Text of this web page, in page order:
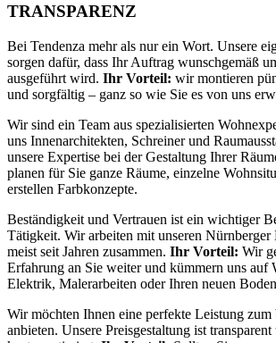
TRANSPARENZ
Bei Tendenza mehr als nur ein Wort. Unsere
sorgen dafür, dass Ihr Auftrag wunschgemäß
ausgeführt wird. Ihr Vorteil: wir montieren
und sorgfältig – ganz so wie Sie es von uns
Wir sind ein Team aus spezialisierten
uns Innenarchitekten, Schreiner und
unsere Expertise bei der Gestaltung Ihrer
planen für Sie ganze Räume, einzelne
erstellen Farbkonzepte.
Beständigkeit und Vertrauen ist ein wichtiger
Tätigkeit. Wir arbeiten mit unseren Nürnberger
meist seit Jahren zusammen. Ihr Vorteil: Wir
Erfahrung an Sie weiter und kümmern uns auf
Elektrik, Malerarbeiten oder Ihren neuen
Wir möchten Ihnen eine perfekte Leistung zum
anbieten. Unsere Preisgestaltung ist